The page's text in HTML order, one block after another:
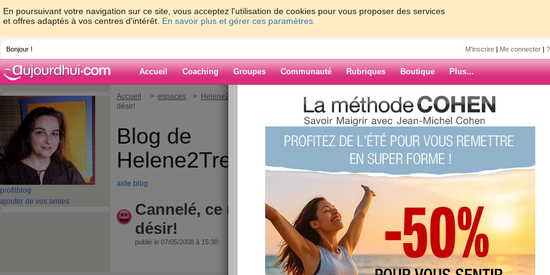
En poursuivant votre navigation sur ce site, vous acceptez l'utilisation de cookies pour vous proposer des services
et offres adaptés à vos centres d'intérêt. En savoir plus et gérer ces paramètres.
Bonjour ! M'inscrire | Me connecter |
Accueil Coaching Groupes Communauté Rubriques Boutique Plus...
profil blog
ajouter de vos amies
Accueil > espaces > Helene2TrendyFood
> Cannelé, ce mystère nommé
désir!
Blog de
Helene2TrendyFood
aide blog
Cannelé, ce mystère nommé
désir!
publié le 07/05/2008 à 15:30
ARCHIVES